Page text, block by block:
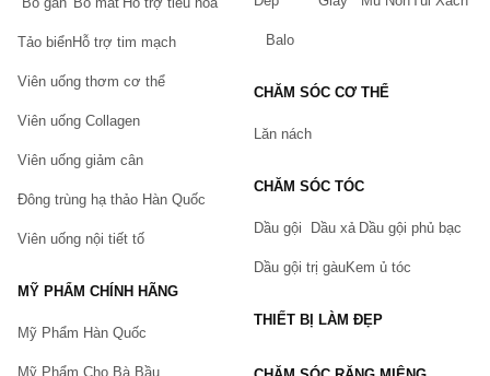
Tảo biểnHỗ trợ tim mạch
Viên uống thơm cơ thể
Viên uống Collagen
Viên uống giảm cân
Đông trùng hạ thảo Hàn Quốc
Viên uống nội tiết tố
MỸ PHẨM CHÍNH HÃNG
Mỹ Phẩm Hàn Quốc
Mỹ Phẩm Cho Bà Bầu
Balo
CHĂM SÓC CƠ THỂ
Lăn nách
CHĂM SÓC TÓC
Dầu gội Dầu xả Dầu gội phủ bạc
Dầu gội trị gàuKem ủ tóc
THIẾT BỊ LÀM ĐẸP